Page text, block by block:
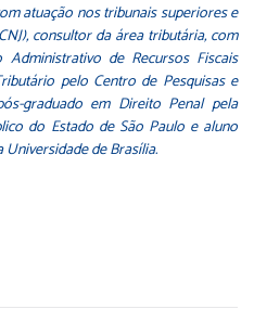
atuação nos tribunais superiores e
consultor da área tributária, com
de Recursos Fiscais
pelo Centro de Pesquisas e
graduado em Direito Penal pela
do Estado de São Paulo e aluno
de Brasília.